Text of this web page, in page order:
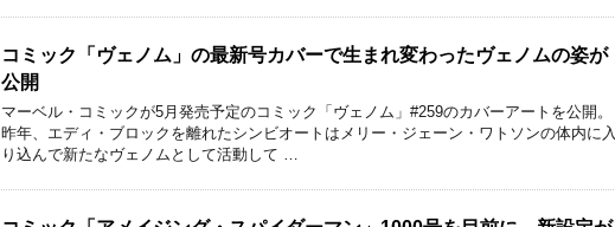
コミック「ヴェノム」の最新号カバーで生まれ変わったヴェノムの姿が
公開
マーベル・コミックが5月発売予定のコミック「ヴェノム」#259のカバーアートを公開。
昨年、エディ・ブロックを離れたシンビオートはメリー・ジェーン・ワトソンの体内に入
り込んで新たなヴェノムとして活動して …